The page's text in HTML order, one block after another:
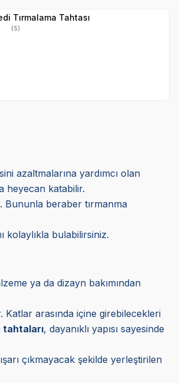
Tırmalama Tahtası
(5)
azaltmalarına yardımcı olan
heyecan katabilir.
Bununla beraber tırmanma
kolaylıkla bulabilirsiniz.
ya da dizayn bakımından
arasında içine girebilecekleri
tahtaları, dayanıklı yapısı sayesinde
çıkmayacak şekilde yerleştirilen